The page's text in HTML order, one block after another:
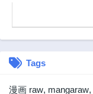
第241話
Tags
漫画 raw, mangaraw,